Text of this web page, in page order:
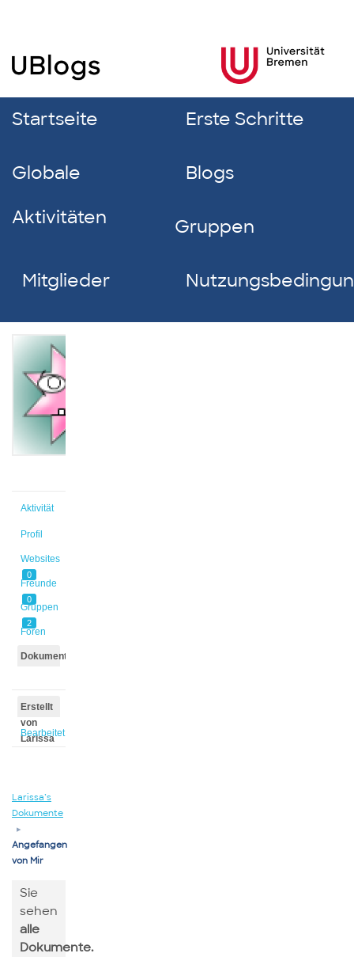
Startseite Erste Schritte
Globale
Aktivitäten
Blogs
Gruppen
Mitglieder
Aktivität
Profil
Websites
0
Freunde
0
Gruppen
2
Foren
Dokumente
Erstellt
von
Larissa
Bearbeitet
Larissa’s
Dokumente
▸
Angefangen
von Mir
Sie
sehen
alle
Dokumente.